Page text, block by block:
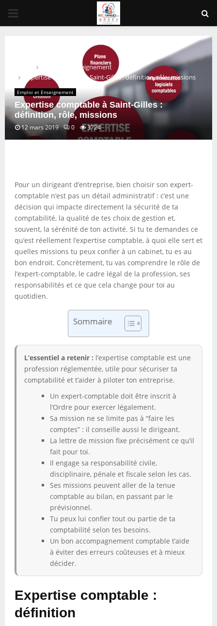
PRIMARY
Emploi et Enseignement
Expertise comptable à Saint-Gilles : définition, rôle, missions
Emploi et Enseignement
Expertise comptable à Saint-Gilles :
définition, rôle, missions
12 mars 2019 0 3724
Pour un dirigeant d’entreprise, bien choisir son expert-
comptable n’est pas un détail administratif : c’est une
décision qui impacte directement la sécurité de ta
comptabilité, la qualité de tes choix de gestion et,
souvent, la sérénité de ton activité. Si tu te demandes ce
qu’est réellement l’expertise comptable, à quoi elle sert et
quelles missions tu peux confier à un cabinet, tu es au
bon endroit. Concrètement, tu vas comprendre le rôle de
l’expert-comptable, le cadre légal de la profession, ses
responsabilités et ce que cela change pour toi au
quotidien.
Sommaire
L’essentiel a retenir : l’expertise comptable est une
profession réglementée, utile pour sécuriser ta
comptabilité et t’aider à piloter ton entreprise.
Un expert-comptable doit être inscrit à
l’Ordre pour exercer légalement.
Sa mission ne se limite pas à “faire les
comptes” : il conseille aussi le dirigeant.
La lettre de mission fixe précisément ce qu’il
fait pour toi.
Il engage sa responsabilité civile,
disciplinaire, pénale et fiscale selon les cas.
Ses missions peuvent aller de la tenue
comptable au bilan, en passant par le
prévisionnel.
Tu peux lui confier tout ou partie de ta
comptabilité selon tes besoins.
Un bon accompagnement comptable t’aide
à éviter des erreurs coûteuses et à mieux
décider.
Expertise comptable :
définition